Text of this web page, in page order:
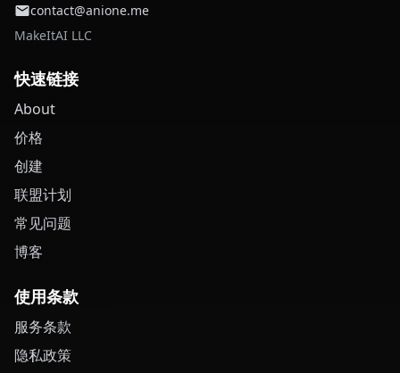
contact@anione.me
MakeItAI LLC
快速链接
About
价格
创建
联盟计划
常见问题
博客
使用条款
服务条款
隐私政策